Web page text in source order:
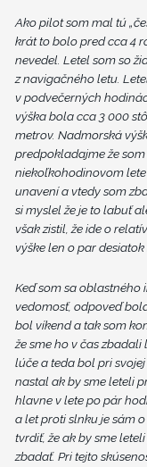
Ako pilot som mal tú
krát to bolo pred cca 4
nevedel. Letel som so
z navigačného letu.
v podvečerných
výška bola cca 3 000
metrov. Nadmorská
predpokladajme že
niekoľkohodinovom
unavení a vtedy som
si myslel že je to labuť
však zistil, že ide o
výške len o par desiatok
Keď som sa
vedomosť, odpoveď
bol víkend a tak som
že sme ho v čas
lúče a teda bol pri
nastal ak by sme leteli
hlavne v lete po pár
a let proti slnku je sám
tvrdiť, že ak by sme
zbadať. Pri tejto